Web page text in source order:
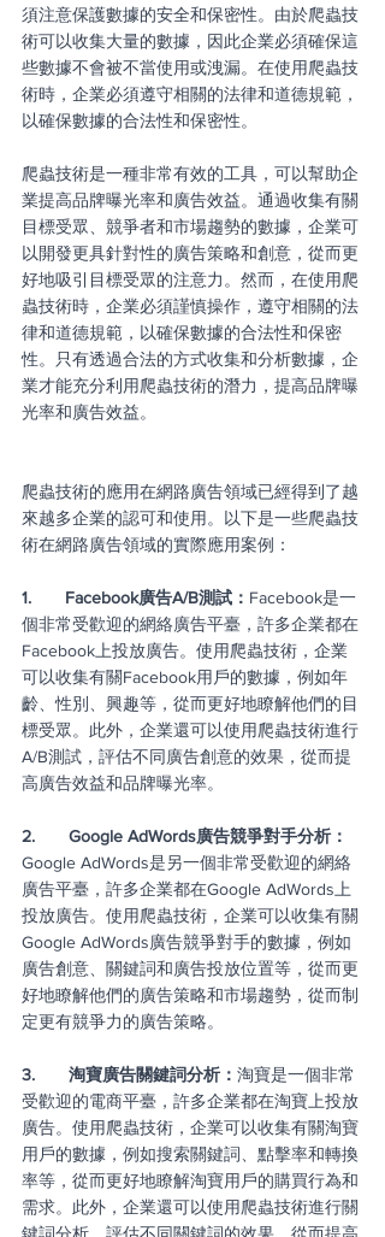
須注意保護數據的安全和保密性。由於爬蟲技
術可以收集大量的數據，因此企業必須確保這
些數據不會被不當使用或洩漏。在使用爬蟲技
術時，企業必須遵守相關的法律和道德規範，
以確保數據的合法性和保密性。
爬蟲技術是一種非常有效的工具，可以幫助企
業提高品牌曝光率和廣告效益。通過收集有關
目標受眾、競爭者和市場趨勢的數據，企業可
以開發更具針對性的廣告策略和創意，從而更
好地吸引目標受眾的注意力。然而，在使用爬
蟲技術時，企業必須謹慎操作，遵守相關的法
律和道德規範，以確保數據的合法性和保密
性。只有透過合法的方式收集和分析數據，企
業才能充分利用爬蟲技術的潛力，提高品牌曝
光率和廣告效益。
爬蟲技術的應用在網路廣告領域已經得到了越
來越多企業的認可和使用。以下是一些爬蟲技
術在網路廣告領域的實際應用案例：
1.       Facebook廣告A/B測試： Facebook是一
個非常受歡迎的網絡廣告平臺，許多企業都在
Facebook上投放廣告。使用爬蟲技術，企業
可以收集有關Facebook用戶的數據，例如年
齡、性別、興趣等，從而更好地瞭解他們的目
標受眾。此外，企業還可以使用爬蟲技術進行
A/B測試，評估不同廣告創意的效果，從而提
高廣告效益和品牌曝光率。
2.       Google AdWords廣告競爭對手分析：
Google AdWords是另一個非常受歡迎的網絡
廣告平臺，許多企業都在Google AdWords上
投放廣告。使用爬蟲技術，企業可以收集有關
Google AdWords廣告競爭對手的數據，例如
廣告創意、關鍵詞和廣告投放位置等，從而更
好地瞭解他們的廣告策略和市場趨勢，從而制
定更有競爭力的廣告策略。
3.       淘寶廣告關鍵詞分析： 淘寶是一個非常
受歡迎的電商平臺，許多企業都在淘寶上投放
廣告。使用爬蟲技術，企業可以收集有關淘寶
用戶的數據，例如搜索關鍵詞、點擊率和轉換
率等，從而更好地瞭解淘寶用戶的購買行為和
需求。此外，企業還可以使用爬蟲技術進行關